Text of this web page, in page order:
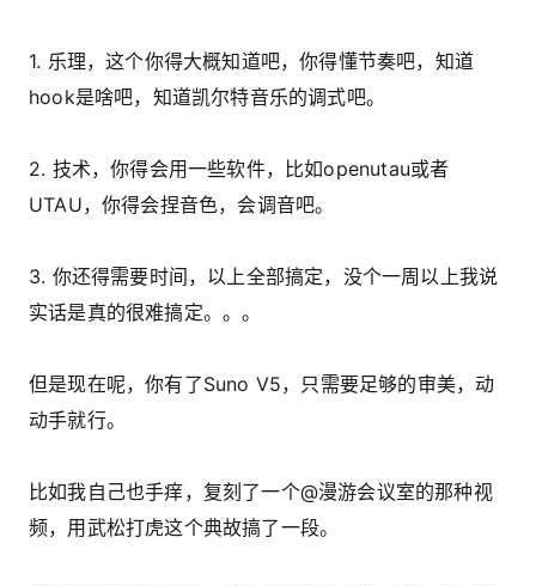
1. 乐理，这个你得大概知道吧，你得懂节奏吧，知道
hook是啥吧，知道凯尔特音乐的调式吧。
2. 技术，你得会用一些软件，比如openutau或者
UTAU，你得会捏音色，会调音吧。
3. 你还得需要时间， 以上全部搞定，没个一周以上我说
实话是真的很难搞定。。。
但是现在呢，你有了Suno V5，只需要足够的审美，动
动手就行。
比如我自己也手痒，复刻了一个@漫游会议室的那种视
频，用武松打虎这个典故搞了一段。